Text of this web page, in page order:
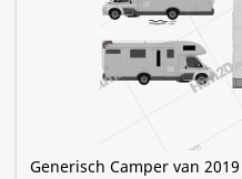
Generisch Camper van 2019